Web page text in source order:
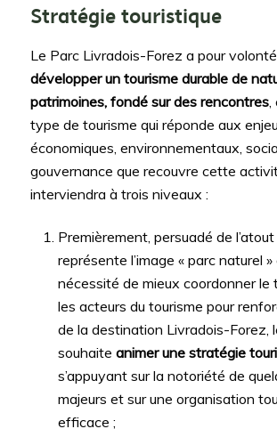
Stratégie touristique
Le Parc Livradois-Forez a pour
développer un tourisme durable de
patrimoines, fondé sur des rencontres,
type de tourisme qui réponde aux
économiques, environnementaux,
gouvernance que recouvre cette
interviendra à trois niveaux :
Premièrement, persuadé de l’atout
représente l’image « parc naturel
nécessité de mieux coordonner le
les acteurs du tourisme pour
de la destination Livradois-Forez,
souhaite animer une stratégie
s’appuyant sur la notoriété de
majeurs et sur une organisation
efficace ;